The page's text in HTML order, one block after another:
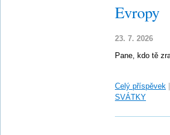
Evropy
23. 7. 2026
Pane, kdo tě
Celý příspěvek
SVÁTKY